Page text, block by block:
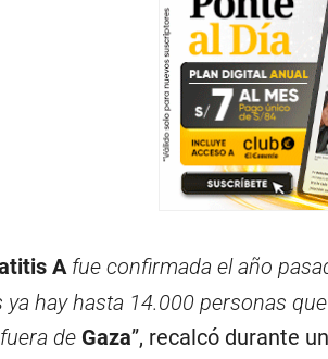
A fue confirmada el año
ya hay hasta 14.000 personas
de Gaza”, recalcó durante